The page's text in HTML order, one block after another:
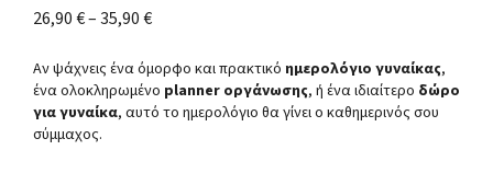
26,90€–35,90€
Αν ψάχνεις ένα όμορφο και πρακτικό ημερολόγιο γυναίκας,
ένα ολοκληρωμένο planner οργάνωσης, ή ένα ιδιαίτερο δώρο
για γυναίκα, αυτό το ημερολόγιο θα γίνει ο καθημερινός σου
σύμμαχος.